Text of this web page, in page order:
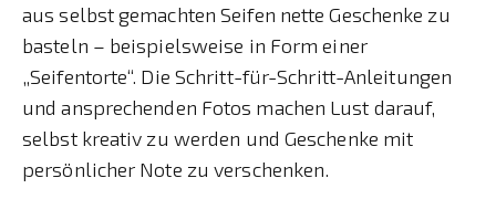
aus selbst gemachten Seifen nette Geschenke zu
basteln – beispielsweise in Form einer
„Seifentorte“. Die Schritt-für-Schritt-Anleitungen
und ansprechenden Fotos machen Lust darauf,
selbst kreativ zu werden und Geschenke mit
persönlicher Note zu verschenken.